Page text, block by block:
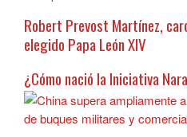
Robert Prevost Martínez,
elegido Papa León XIV
¿Cómo nació la Iniciativa